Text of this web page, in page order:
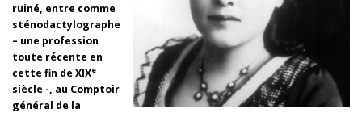
ruiné, entre comme
sténodactylographe
– une profession
toute récente en
cette fin de XIXe
siècle -, au Comptoir
général de la